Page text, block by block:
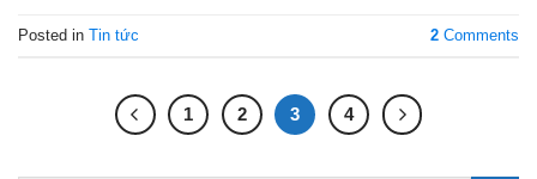
Posted in Tin tức 2 Comments
1 2 3 4